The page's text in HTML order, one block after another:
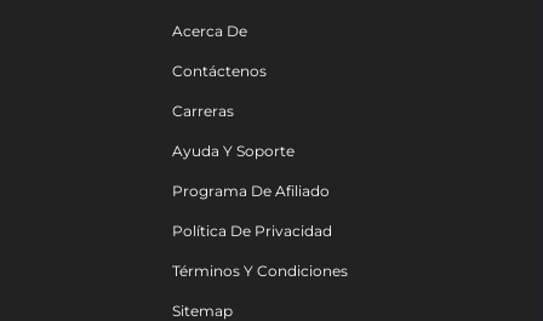
Acerca De
Contáctenos
Carreras
Ayuda Y Soporte
Programa De Afiliado
Política De Privacidad
Términos Y Condiciones
Sitemap